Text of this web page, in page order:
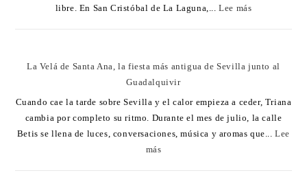
libre. En San Cristóbal de La Laguna,...Lee más
La Velá de Santa Ana, la fiesta más antigua de Sevilla junto al
Guadalquivir
Cuando cae la tarde sobre Sevilla y el calor empieza a ceder, Triana
cambia por completo su ritmo. Durante el mes de julio, la calle
Betis se llena de luces, conversaciones, música y aromas que...Lee
más